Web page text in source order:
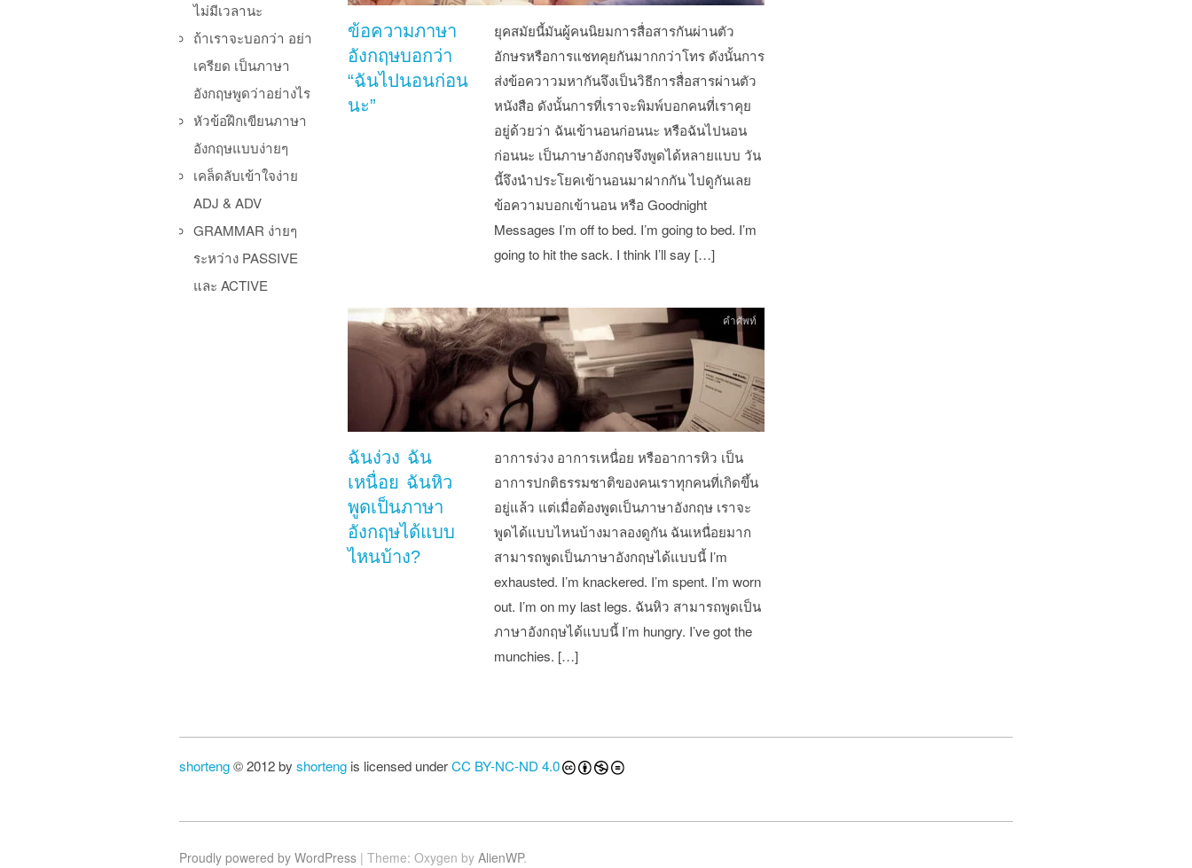
ข้อความภาษา
อังกฤษบอกว่า
“ฉันไปนอนก่อน
นะ”
ยุคสมัยนี้มันผู้คนนิยมการสื่อสารกันผ่านตัว
อักษรหรือการแชทคุยกันมากกว่าโทร ดังนั้นการ
ส่งข้อควาวมหากันจึงเป็นวิธีการสื่อสารผ่านตัว
หนังสือ ดังนั้นการที่เราจะพิมพ์บอกคนที่เราคุย
อยู่ด้วยว่า ฉันเข้านอนก่อนนะ หรือฉันไปนอน
ก่อนนะ เป็นภาษาอังกฤษจึงพูดได้หลายแบบ วัน
นี้จึงนำประโยคเข้านอนมาฝากกัน ไปดูกันเลย
ข้อความบอกเข้านอน หรือ Goodnight
Messages I’m off to bed. I’m going to bed. I’m
going to hit the sack. I think I’ll say […]
ฉันง่วง ฉัน
เหนื่อย ฉันหิว
พูดเป็นภาษา
อังกฤษได้แบบ
ไหนบ้าง?
อาการง่วง อาการเหนื่อย หรืออาการหิว เป็น
อาการปกติธรรมชาติของคนเราทุกคนที่เกิดขึ้น
อยู่แล้ว แต่เมื่อต้องพูดเป็นภาษาอังกฤษ เราจะ
พูดได้แบบไหนบ้างมาลองดูกัน ฉันเหนื่อยมาก
สามารถพูดเป็นภาษาอังกฤษได้แบบนี้ I’m
exhausted. I’m knackered. I’m spent. I’m worn
out. I’m on my last legs. ฉันหิว สามารถพูดเป็น
ภาษาอังกฤษได้แบบนี้ I’m hungry. I’ve got the
munchies. […]
คำศัพท์
Post navigation
ไม่มีเวลานะ
ถ้าเราจะบอกว่า อย่า
เครียด เป็นภาษา
อังกฤษพูดว่าอย่างไร
หัวข้อฝึกเขียนภาษา
อังกฤษแบบง่ายๆ
เคล็ดลับเข้าใจง่าย
ADJ & ADV
GRAMMAR ง่ายๆ
ระหว่าง PASSIVE
และ ACTIVE
shorteng© 2012 by shorteng is licensed underCC BY-NC-ND 4.0
Proudly powered by WordPress | Theme: Oxygen by AlienWP.